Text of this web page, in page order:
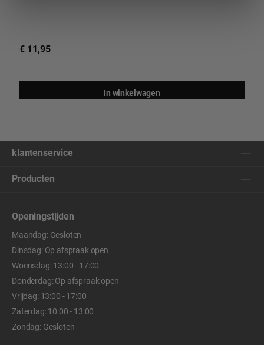
€ 11,95
In winkelwagen
klantenservice
Producten
Openingstijden
Maandag: Gesloten
Dinsdag: Op afspraak open
Woensdag: 13:00 - 17:00
Donderdag: Op afspraak open
Vrijdag: 13:00 - 17:00
Zaterdag: 10:00 - 13:00
Zondag: Gesloten